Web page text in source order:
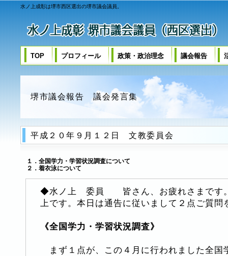
水ノ上成彰は堺市西区選出の堺市議会議員。
堺市議会報告 議会発言集
平成２０年９月１２日 文教委員会
１．全国学力・学習状況調査について
２．着衣泳について
◆水ノ上 委員 皆さん、お疲れさまです
上です。本日は通告に従いまして２点ご質問
《全国学力・学習状況調査》
まず１点が、この４月に行われました全国
TOP プロフィール 政策・政治理念 議会報告